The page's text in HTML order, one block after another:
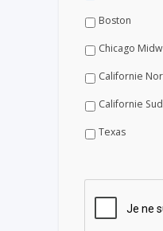
Boston
Chicago
Californie
Californie Sud
Texas